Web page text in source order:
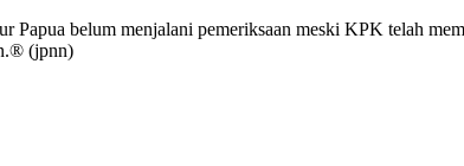
Papua belum menjalani pemeriksaan meski KPK telah
(jpnn)